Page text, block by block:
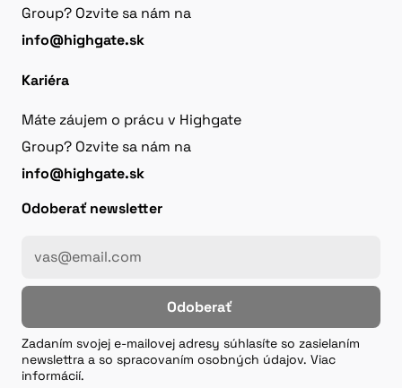
Group? Ozvite sa nám na
info@highgate.sk
Kariéra
Máte záujem o prácu v Highgate
Group? Ozvite sa nám na
info@highgate.sk
Odoberať newsletter
Odoberať
Zadaním svojej e-mailovej adresy súhlasíte so zasielaním
newslettra a so spracovaním osobných údajov. Viac
informácií.